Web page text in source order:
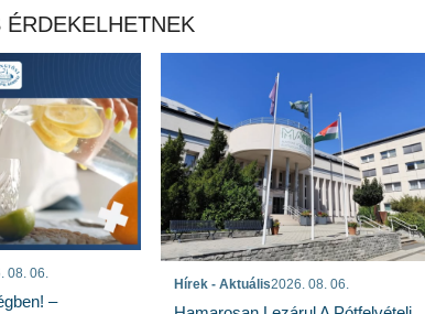
08. 06.
–
Hírek - Aktuális2026. 08. 06.